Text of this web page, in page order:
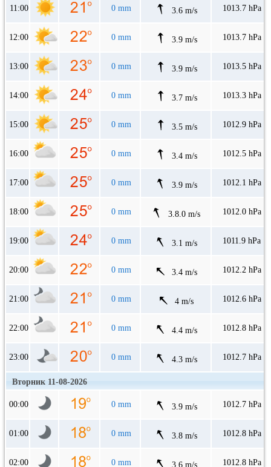
11:00 0 mm 3.6 m/s 1013.7 hPa
12:00 0 mm 3.9 m/s 1013.7 hPa
13:00 0 mm 3.9 m/s 1013.5 hPa
14:00 0 mm 3.7 m/s 1013.3 hPa
15:00 0 mm 3.5 m/s 1012.9 hPa
16:00 0 mm 3.4 m/s 1012.5 hPa
17:00 0 mm 3.9 m/s 1012.1 hPa
18:00 0 mm 3.8.0 m/s 1012.0 hPa
19:00 0 mm 3.1 m/s 1011.9 hPa
20:00 0 mm 3.4 m/s 1012.2 hPa
21:00 0 mm 4 m/s 1012.6 hPa
22:00 0 mm 4.4 m/s 1012.8 hPa
23:00 0 mm 4.3 m/s 1012.7 hPa
Вторник 11-08-2026
00:00 0 mm 3.9 m/s 1012.7 hPa
01:00 0 mm 3.8 m/s 1012.8 hPa
02:00 0 mm 3.6 m/s 1012.8 hPa